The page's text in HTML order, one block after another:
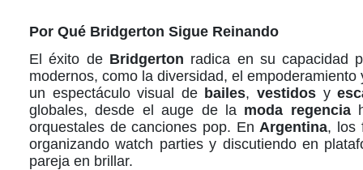
Por Qué Bridgerton Sigue Reinando
El éxito de Bridgerton radica en su capacidad
modernos, como la diversidad, el
un espectáculo visual de bailes, vestidosy
globales, desde el auge de la moda regencia
orquestales de canciones pop. En Argentina, los
organizando watch parties y discutiendo en
pareja en brillar.